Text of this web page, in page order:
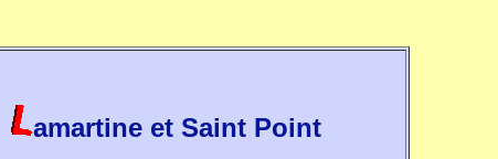
amartine et Saint Point